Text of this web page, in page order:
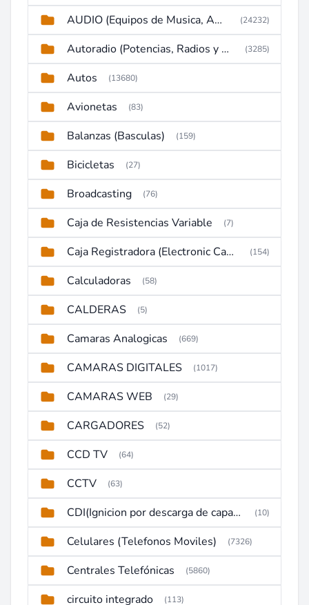
AUDIO (Equipos de Musica, Amplificadores, Reproductores, Etc) (24232)
Autoradio (Potencias, Radios y DVD) (3285)
Autos (13680)
Avionetas (83)
Balanzas (Basculas) (159)
Bicicletas (27)
Broadcasting (76)
Caja de Resistencias Variable (7)
Caja Registradora (Electronic Cash Register) (154)
Calculadoras (58)
CALDERAS (5)
Camaras Analogicas (669)
CAMARAS DIGITALES (1017)
CAMARAS WEB (29)
CARGADORES (52)
CCD TV (64)
CCTV (63)
CDI(Ignicion por descarga de capacitor) (10)
Celulares (Telefonos Moviles) (7326)
Centrales Telefónicas (5860)
circuito integrado (113)